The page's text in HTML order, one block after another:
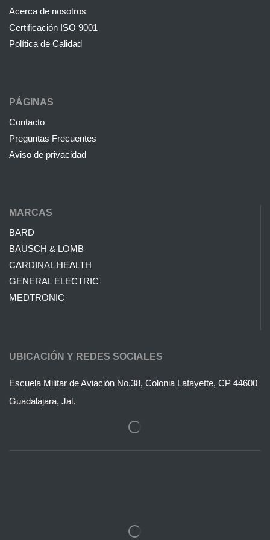
Acerca de nosotros
Certificación ISO 9001
Política de Calidad
PÁGINAS
Contacto
Preguntas Frecuentes
Aviso de privacidad
MARCAS
BARD
BAUSCH & LOMB
CARDINAL HEALTH
GENERAL ELECTRIC
MEDTRONIC
UBICACIÓN Y REDES SOCIALES
Escuela Militar de Aviación No.38, Colonia Lafayette, CP 44600
Guadalajara, Jal.